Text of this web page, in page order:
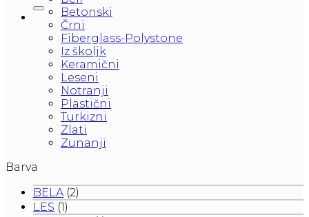
Betonski
Črni
Fiberglass-Polystone
Iz školjk
Keramični
Leseni
Notranji
Plastični
Turkizni
Zlati
Zunanji
Barva
BELA (2)
LES (1)